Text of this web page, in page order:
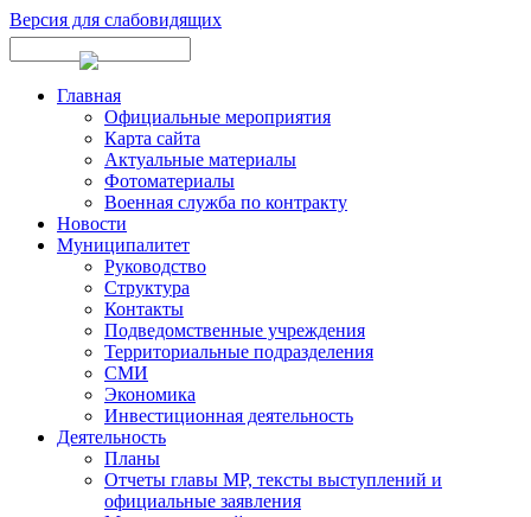
Версия для слабовидящих
Главная
Официальные мероприятия
Карта сайта
Актуальные материалы
Фотоматериалы
Военная служба по контракту
Новости
Муниципалитет
Руководство
Структура
Контакты
Подведомственные учреждения
Территориальные подразделения
СМИ
Экономика
Инвестиционная деятельность
Деятельность
Планы
Отчеты главы МР, тексты выступлений и
официальные заявления